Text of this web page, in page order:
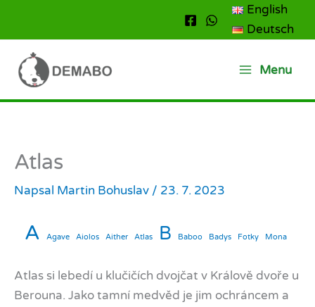
English
Deutsch
Menu
Atlas
Napsal Martin Bohuslav / 23. 7. 2023
A Agave Aiolos Aither Atlas B Baboo Badys Fotky Mona
Atlas si lebedí u klučičích dvojčat v Králově dvoře u
Berouna. Jako tamní medvěd je jim ochráncem a